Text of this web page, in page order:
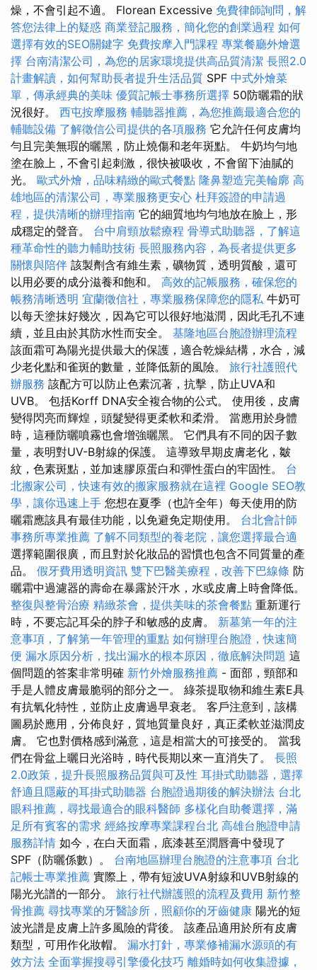
燥，不會引起不適。 Florean Excessive 免費律師詢問，解
答您法律上的疑惑 商業登記服務，簡化您的創業過程 如何
選擇有效的SEO關鍵字 免費按摩入門課程 專業餐廳外燴選
擇 台南清潔公司，為您的居家環境提供高品質清潔 長照2.0
計畫解讀，如何幫助長者提升生活品質 SPF 中式外燴菜
單，傳承經典的美味 優質記帳士事務所選擇 50防曬霜的狀
況很好。 西屯按摩服務 輔聽器推薦，為您推薦最適合您的
輔聽設備 了解徵信公司提供的各項服務 它允許任何皮膚均
勻且完美無瑕的曬黑，防止燒傷和老年斑點。 牛奶均勻地
塗在臉上，不會引起刺激，很快被吸收，不會留下油膩的
光。 歐式外燴，品味精緻的歐式餐點 隆鼻塑造完美輪廓 高
雄地區的清潔公司，專業服務更安心 杜拜簽證的申請過
程，提供清晰的辦理指南 它的細質地均勻地放在臉上，形
成穩定的聲音。 台中肩頸放鬆療程 骨導式助聽器，了解這
種革命性的聽力輔助技術 長照服務內容，為長者提供更多
關懷與陪伴 該製劑含有維生素，礦物質，透明質酸，還可
以用必要的成分滋養和飽和。 高效的記帳服務，確保您的
帳務清晰透明 宜蘭徵信社，專業服務保障您的隱私 牛奶可
以每天塗抹好幾次，因為它可以很好地滋潤，因此毛孔不連
續，並且由於其防水性而安全。 基隆地區台胞證辦理流程
該面霜可為陽光提供最大的保護，適合乾燥結構，水合，減
少老化點和雀斑的數量，並降低新的風險。 旅行社護照代
辦服務 該配方可以防止色素沉著，抗擊，防止UVA和
UVB。 包括Korff DNA安全複合物的公式。 使用後，皮膚
變得閃亮而輝煌，頭髮變得更柔軟和柔滑。 當應用於身體
時，這種防曬噴霧也會增強曬黑。 它們具有不同的因子數
量，表明對UV-B射線的保護。 這導致早期皮膚老化，皺
紋，色素斑點，並加速膠原蛋白和彈性蛋白的牢固性。 台
北搬家公司，快速有效的搬家服務就在這裡 Google SEO教
學，讓你迅速上手 您想在夏季（也許全年）每天使用的防
曬霜應該具有最佳功能，以免避免定期使用。 台北會計師
事務所專業推薦 了解不同類型的養老院，讓您選擇最合適
選擇範圍很廣，而且對於化妝品的習慣也包含不同質量的產
品。 假牙費用透明資訊 雙下巴醫美療程，改善下巴線條 防
曬霜中過濾器的壽命在暴露於汗水，水或皮膚上時會降低。
整復與整骨治療 精緻茶會，提供美味的茶會餐點 重新運行
時，不要忘記耳朵的脖子和敏感的皮膚。 新墓第一年的注
意事項，了解第一年管理的重點 如何辦理台胞證，快速簡
便 漏水原因分析，找出漏水的根本原因，徹底解決問題 這
個問題的答案非常明確 新竹外燴服務推薦 - 面部，頸部和
手是人體皮膚最脆弱的部分之一。 綠茶提取物和維生素E具
有抗氧化特性，並防止皮膚過早衰老。 客戶注意到，該構
圖易於應用，分佈良好，質地質量良好，真正柔軟並滋潤皮
膚。 它也對價格感到滿意，這是相當大的可接受的。 當我
們在骨盆上曬日光浴時，時代長期以來一直消失了。 長照
2.0政策，提升長照服務品質與可及性 耳掛式助聽器，選擇
舒適且隱蔽的耳掛式助聽器 台胞證過期後的解決辦法 台北
眼科推薦，尋找最適合的眼科醫師 多樣化自助餐選擇，滿
足所有賓客的需求 經絡按摩專業課程台北 高雄台胞證申請
服務詳情 如今，在白天面霜，底漆甚至潤唇膏中發現了
SPF（防曬係數）。 台南地區辦理台胞證的注意事項 台北
記帳士專業推薦 實際上，帶有短波UVA射線和UVB射線的
陽光光譜的一部分。 旅行社代辦護照的流程及費用 新竹整
骨推薦 尋找專業的牙醫診所，照顧你的牙齒健康 陽光的短
波光譜是皮膚上許多風險的背後。 該產品適用於所有皮膚
類型，可用作化妝帽。 漏水打針，專業修補漏水源頭的有
效方法 全面掌握搜尋引擎優化技巧 離婚時如何收集證據，